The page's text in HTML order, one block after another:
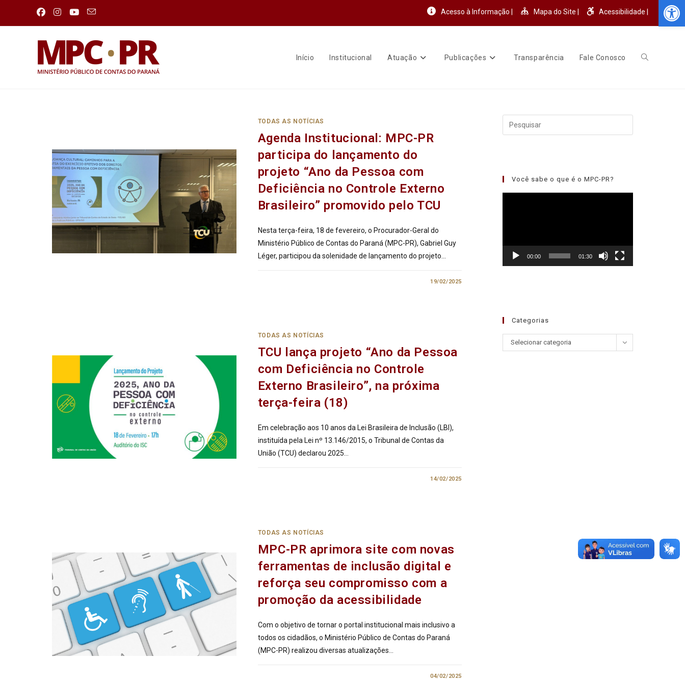
Acesso à Informação | Mapa do Site | Acessibilidade |
Início Institucional Atuação Publicações Transparência Fale Conosco
TODAS AS NOTÍCIAS
Agenda Institucional: MPC-PR
participa do lançamento do
projeto “Ano da Pessoa com
Deficiência no Controle Externo
Brasileiro” promovido pelo TCU
Nesta terça-feira, 18 de fevereiro, o Procurador-Geral do
Ministério Público de Contas do Paraná (MPC-PR), Gabriel Guy
Léger, participou da solenidade de lançamento do projeto…
19/02/2025
TODAS AS NOTÍCIAS
TCU lança projeto “Ano da Pessoa
com Deficiência no Controle
Externo Brasileiro”, na próxima
terça-feira (18)
Em celebração aos 10 anos da Lei Brasileira de Inclusão (LBI),
instituída pela Lei nº 13.146/2015, o Tribunal de Contas da
União (TCU) declarou 2025…
14/02/2025
TODAS AS NOTÍCIAS
MPC-PR aprimora site com novas
ferramentas de inclusão digital e
reforça seu compromisso com a
promoção da acessibilidade
Com o objetivo de tornar o portal institucional mais inclusivo a
todos os cidadãos, o Ministério Público de Contas do Paraná
(MPC-PR) realizou diversas atualizações…
04/02/2025
Você sabe o que é o MPC-PR?
00:00 01:30
Categorias
Selecionar categoria